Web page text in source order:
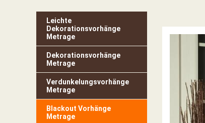
Leichte
Dekorationsvorhänge
Metrage
Dekorationsvorhänge
Metrage
Verdunkelungsvorhänge
Metrage
Blackout Vorhänge
Metrage